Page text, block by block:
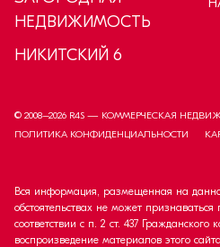
НЕДВИЖИМОСТЬ
НИКИТСКИЙ 6
© 2008–2026 R4S — КОММЕРЧЕСКАЯ
ПОЛИТИКА КОНФИДЕНЦИАЛЬНОСТИ
Вся информация, размещенная на
обстоятельствах не может
соответствии с п. 2 ст. 437 Гражданского
воспроизведение материалов этого